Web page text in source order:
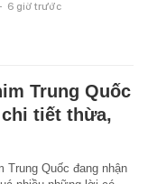
6 giờ trước
Trung Quốc
tiết thừa,
Trung Quốc đang nhận